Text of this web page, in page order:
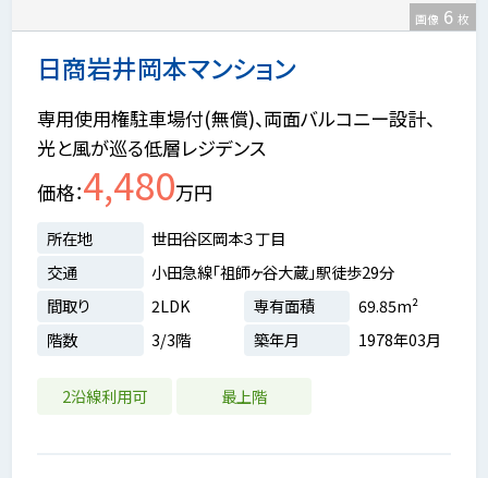
日商岩井岡本マンション
画像 6 枚
専用使用権駐車場付(無償)、両面バルコニー設計、
光と風が巡る低層レジデンス
価格 4,480万円
所在地
世田谷区岡本３丁目
交通
小田急線「祖師ヶ谷大蔵」駅徒歩29分
間取り
2LDK 専有面積
69.85m²
階数
3/3階 築年月 1978年03月
2沿線利用可 最上階